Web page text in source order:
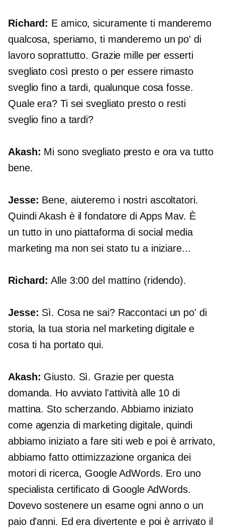
Richard: E amico, sicuramente ti manderemo
qualcosa, speriamo, ti manderemo un po' di
lavoro soprattutto. Grazie mille per esserti
svegliato così presto o per essere rimasto
sveglio fino a tardi, qualunque cosa fosse.
Quale era? Ti sei svegliato presto o resti
sveglio fino a tardi?
Akash: Mi sono svegliato presto e ora va tutto
bene.
Jesse: Bene, aiuteremo i nostri ascoltatori.
Quindi Akash è il fondatore di Apps Mav. È
un tutto in unopiattaforma di social media
marketing ma non sei stato tu a iniziare...
Richard: Alle 3:00 del mattino (ridendo).
Jesse: Sì. Cosa ne sai? Raccontaci un po' di
storia, la tua storia nel marketing digitale e
cosa ti ha portato qui.
Akash: Giusto. Sì. Grazie per questa
domanda. Ho avviato l'attività alle 10 di
mattina. Sto scherzando. Abbiamo iniziato
come agenzia di marketing digitale, quindi
abbiamo iniziato a fare siti web e poi è arrivato,
abbiamo fatto ottimizzazione organica dei
motori di ricerca, Google AdWords. Ero uno
specialista certificato di Google AdWords.
Dovevo sostenere un esame ogni anno o un
paio d'anni. Ed era divertente e poi è arrivato il